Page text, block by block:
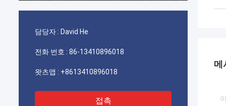
담당자 : David He
전화 번호 : 86-13410896018
왓츠앱 : +8613410896018
접촉
메